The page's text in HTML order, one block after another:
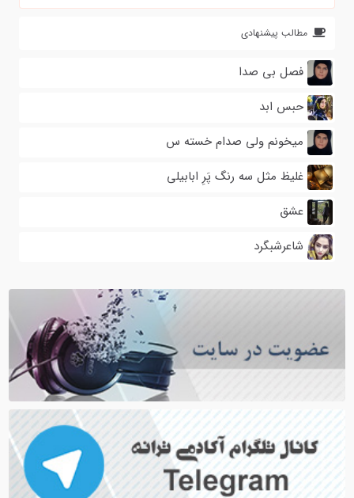
مطالب پیشنهادی
فصل بی صدا
حبس ابد
میخونم ولی صدام خسته س
غلیظ مثل سه رنگ پَرِ ابابیلی
عشق
شاعرشبگرد